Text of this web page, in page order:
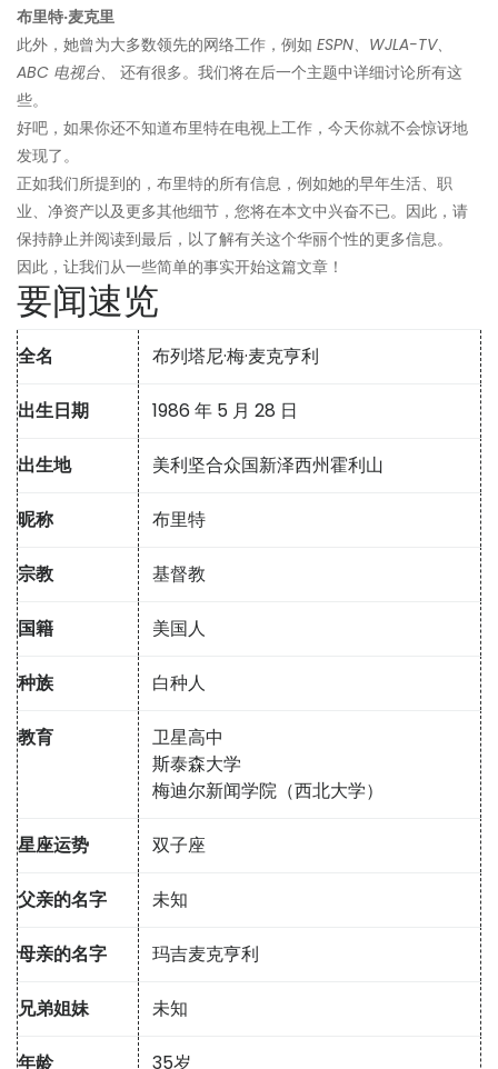
布里特·麦克里
此外，她曾为大多数领先的网络工作，例如 ESPN、WJLA-TV、
ABC 电视台、
还有很多。我们将在后一个主题中详细讨论所有这
些。
好吧，如果你还不知道布里特在电视上工作，今天你就不会惊讶地
发现了。
正如我们所提到的，布里特的所有信息，例如她的早年生活、职
业、净资产以及更多其他细节，您将在本文中兴奋不已。因此，请
保持静止并阅读到最后，以了解有关这个华丽个性的更多信息。
因此，让我们从一些简单的事实开始这篇文章！
要闻速览
全名 布列塔尼·梅·麦克亨利
出生日期 1986 年 5 月 28 日
出生地 美利坚合众国新泽西州霍利山
昵称 布里特
宗教 基督教
国籍 美国人
种族 白种人
教育
卫星高中
斯泰森大学
梅迪尔新闻学院（西北大学）
星座运势 双子座
父亲的名字 未知
母亲的名字 玛吉麦克亨利
兄弟姐妹 未知
年龄 35岁